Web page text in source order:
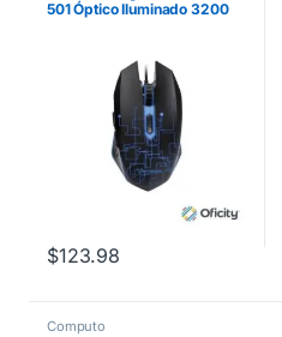
501 Óptico Iluminado 3200
$123.98
Computo